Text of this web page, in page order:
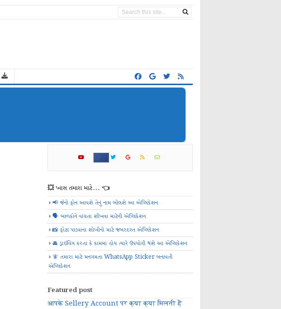
💥 ખાસ તમારા માટે... 👈
📢 જેનો ફોન આવશે તેનું નામ બોલશે આ એપ્લિકેશન
🗣️ બાળકોને વાંચતા શીખવા માટેની એપ્લિકેશન
📸 ફોટા પાડવાના શોખીનો માટે જબરદસ્ત એપ્લિકેશન
🚘 ડ્રાઈવિંગ કરતા કે કામમાં હોય ત્યારે ઉપયોગી થશે આ એપ્લિકેશન
🧚 તમારા માટે મનગમતા WhatsApp Sticker બનાવતી
એપ્લિકેશન
Featured post
आपके Sellery Account पर क्या क्या मिलती हैं